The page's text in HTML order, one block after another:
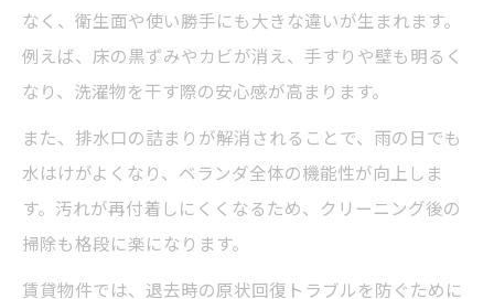
なく、衛生面や使い勝手にも大きな違いが生まれます。
例えば、床の黒ずみやカビが消え、手すりや壁も明るく
なり、洗濯物を干す際の安心感が高まります。
また、排水口の詰まりが解消されることで、雨の日でも
水はけがよくなり、ベランダ全体の機能性が向上しま
す。汚れが再付着しにくくなるため、クリーニング後の
掃除も格段に楽になります。
賃貸物件では、退去時の原状回復トラブルを防ぐために